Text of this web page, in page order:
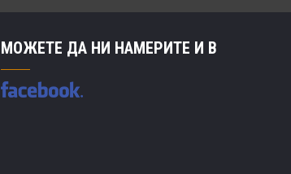
МОЖЕТЕ ДА НИ НАМЕРИТЕ И В